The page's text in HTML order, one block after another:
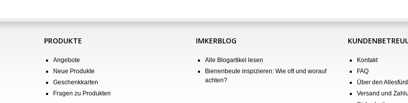
PRODUKTE
Angebote
Neue Produkte
Geschenkkarten
Fragen zu Produkten
IMKERBLOG
Alle Blogartikel lesen
Bienenbeute inspizieren: Wie oft und worauf
achten?
Kontakt
FAQ
Über den
Versand und